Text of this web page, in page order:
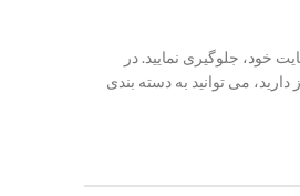
خود، جلوگیری نمایید. در
دارید، می توانید به دسته بندی